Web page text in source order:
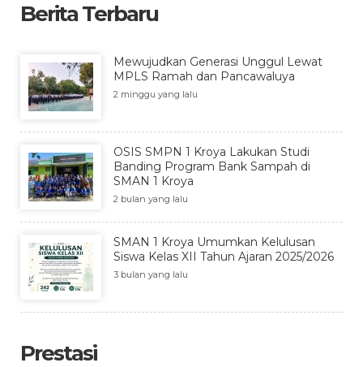
Berita Terbaru
Mewujudkan Generasi Unggul Lewat
MPLS Ramah dan Pancawaluya
2 minggu yang lalu
OSIS SMPN 1 Kroya Lakukan Studi
Banding Program Bank Sampah di
SMAN 1 Kroya
2 bulan yang lalu
SMAN 1 Kroya Umumkan Kelulusan
Siswa Kelas XII Tahun Ajaran 2025/2026
3 bulan yang lalu
Prestasi